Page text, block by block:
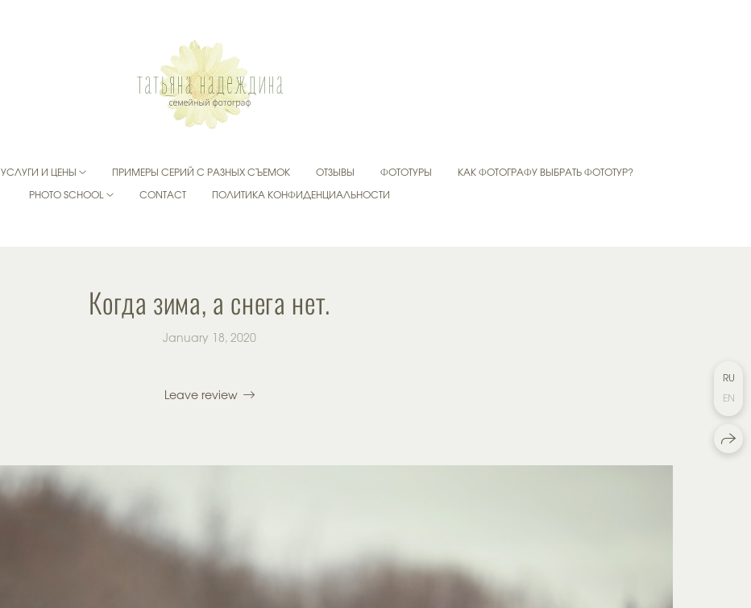
УСЛУГИ И ЦЕНЫ ПРИМЕРЫ СЕРИЙ С РАЗНЫХ СЪЕМОК ОТЗЫВЫ ФОТОТУРЫ КАК ФОТОГРАФУ ВЫБРАТЬ ФОТОТУР?
PHOTO SCHOOL CONTACT ПОЛИТИКА КОНФИДЕНЦИАЛЬНОСТИ
Когда зима, а снега нет.
January 18, 2020
Leave review
RU
EN